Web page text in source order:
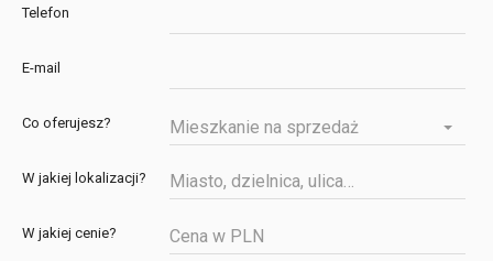
Telefon
E-mail
Co oferujesz? Mieszkanie na sprzedaż
W jakiej lokalizacji?
W jakiej cenie?